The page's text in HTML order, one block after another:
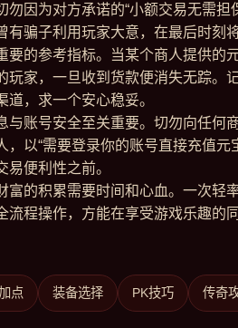
勿因为对方承诺的“小额交易无需
有骗子利用玩家大意，在最后时刻
要的参考指标。当某个商人提供的
玩家，一旦收到货款便消失无踪。
道，求一个安心稳妥。
与账号安全至关重要。切勿向任何
，以“需要登录你的账号直接充值
易便利性之前。
富的积累需要时间和心血。一次轻
流程操作，方能在享受游戏乐趣的
点 装备选择 PK技巧 传奇